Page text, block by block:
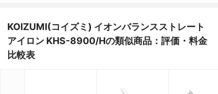
KOIZUMI(コイズミ) イオンバランスストレート
アイロン KHS-8900/Hの類似商品：評価・料金
比較表